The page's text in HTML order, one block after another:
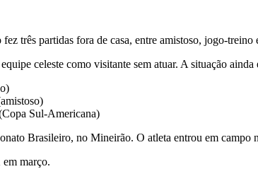
três partidas fora de casa, entre amistoso, jogo-
celeste como visitante sem atuar. A situação ainda
Sul-Americana)
Brasileiro, no Mineirão. O atleta entrou em campo
março.